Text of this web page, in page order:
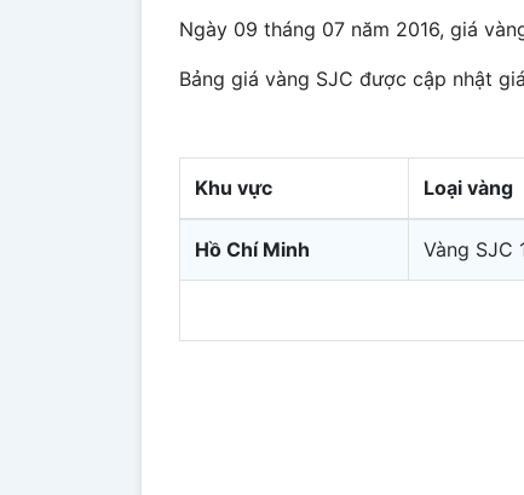
Ngày 09 tháng 07 năm 2016, giá
Bảng giá vàng SJC được cập nhật
Khu vực
Loại vàng
Hồ Chí Minh Vàng SJC